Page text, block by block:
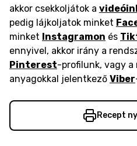
akkor csekkoljátok a
pedig lájkoljatok minket
minket Instagramon és
ennyivel, akkor irány a
Pinterest-profilunk, vagy a
anyagokkal jelentkező Viber
Recept